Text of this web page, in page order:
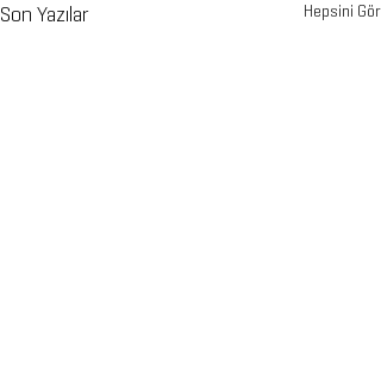
Son Yazılar Hepsini Gör